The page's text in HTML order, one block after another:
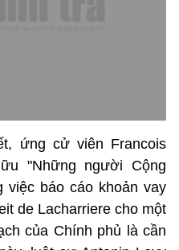
ứng cử viên Francois
"Những người Cộng
việc báo cáo khoản vay
de Lacharriere cho một
của Chính phủ là cần